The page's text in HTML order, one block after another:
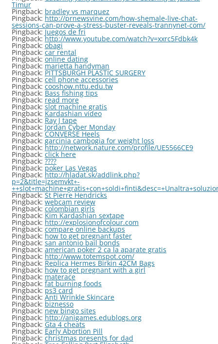
Timur
Pingback: bradley vs marquez
Pingback: http://prnewsvine.com/how-shemale-live-chat-
sessions-can-prove-a-stress-buster-reveals-trannynet-com/
Pingback:Juegos de fri
Pingback:http://www.youtube.com/watch?v=xxrc5Fdbk4k
Pingback: obagi
Pingback: car rental
Pingback: online dating
Pingback: marietta handyman
Pingback: PITTSBURGH PLASTIC SURGERY
Pingback: cell phone accessories
Pingback: cooshow.nttu.edu.tw
Pingback: Bass fishing tips
Pingback: read more
Pingback: slot machine gratis
Pingback: Kardashian video
Pingback: Ray J tape
Pingback: Jordan Cyber Monday
Pingback:CONVERSE Heels
Pingback: garcinia cambogia for weight loss
Pingback: http://network.nature.com/profile/UE5566CE9
Pingback: click here
Pingback: ????
Pingback: poker Las Vegas
Pingback: http://hladat.sk/addlink.php?
p=2&title=jzsemvkt+-
Pingback:St Pierre Hendricks
Pingback: webcam review
Pingback: colombian girls
Pingback: Kim Kardashian sextape
Pingback: http://explosionofcolour.com
Pingback: compare online backups
Pingback: how to get pregnant faster
Pingback: san antonio bail bonds
Pingback: american poker 2 ca la aparate gratis
Pingback: http://www.totemspot.com/
Pingback: Replica Hermes Birkin 42CM Bags
Pingback: how to get pregnant with a girl
Pingback: materace
Pingback: fat burning foods
Pingback: ps3 card
Pingback: Anti Wrinkle Skincare
Pingback: biznesso
Pingback: new bingo sites
Pingback: http://anigames.edublogs.org
Pingback: Gta 4 cheats
Pingback: Early Abortion Pill
Pingback: christmas presents for dad